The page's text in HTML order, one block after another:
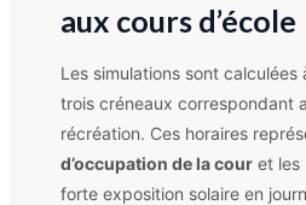
aux cours d’école
Les simulations sont calculées
trois créneaux correspondant
récréation. Ces horaires
d’occupation de la couret les
forte exposition solaire en